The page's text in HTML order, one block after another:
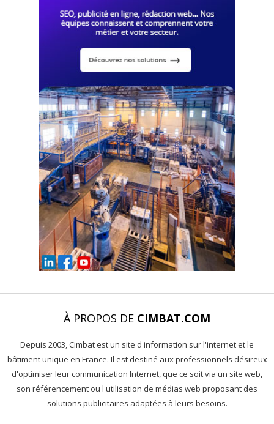
À PROPOS DE CIMBAT.COM
Depuis 2003, Cimbat est un site d'information sur l'internet et le
bâtiment unique en France. Il est destiné aux professionnels désireux
d'optimiser leur communication Internet, que ce soit via un site web,
son référencement ou l'utilisation de médias web proposant des
solutions publicitaires adaptées à leurs besoins.